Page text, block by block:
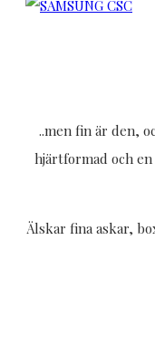
..men fin är den,
hjärtformad och
Älskar fina askar,